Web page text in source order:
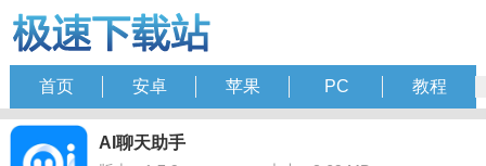
首页 安卓 苹果 PC 教程
AI聊天助手